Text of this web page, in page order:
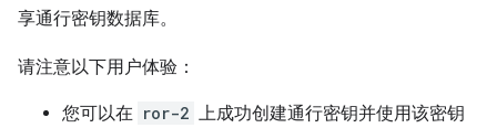
享通行密钥数据库。
请注意以下用户体验：
您可以在 ror-2 上成功创建通行密钥并使用该密钥